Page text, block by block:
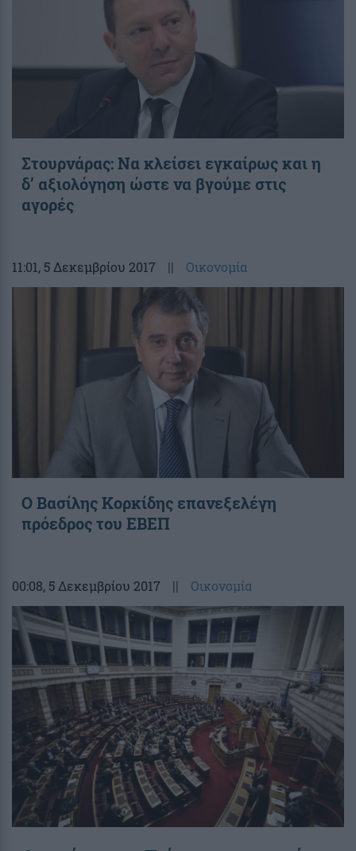
Στουρνάρας: Να κλείσει εγκαίρως και η
δ’ αξιολόγηση ώστε να βγούμε στις
αγορές
11:01, 5 Δεκεμβρίου 2017 || Οικονομία
O Bασίλης Κορκίδης επανεξελέγη
πρόεδρος του ΕΒΕΠ
00:08, 5 Δεκεμβρίου 2017 || Οικονομία